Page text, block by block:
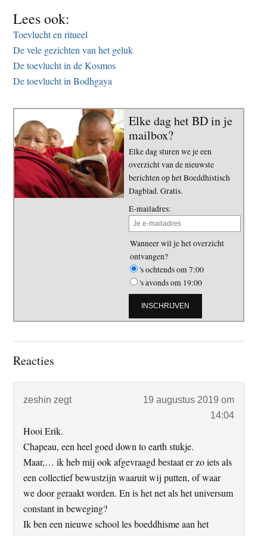
Lees ook:
Toevlucht en ritueel
De vele gezichten van het geluk
De toevlucht in de Kosmos
De toevlucht in Bodhgaya
Elke dag het BD in je
mailbox?
Elke dag sturen we je een
overzicht van de nieuwste
berichten op het Boeddhistisch
Dagblad. Gratis.
E-mailadres:
Wanneer wil je het overzicht
ontvangen?
's ochtends om 7:00
's avonds om 19:00
Lees
Reacties
zeshin zegt
19 augustus 2019 om
14:04
Hooi Erik.
Chapeau, een heel goed down to earth stukje.
Maar,… ik heb mij ook afgevraagd bestaat er zo iets als
een collectief bewustzijn waaruit wij putten, of waar
we door geraakt worden. En is het net als het universum
constant in beweging?
Ik ben een nieuwe school les boeddhisme aan het